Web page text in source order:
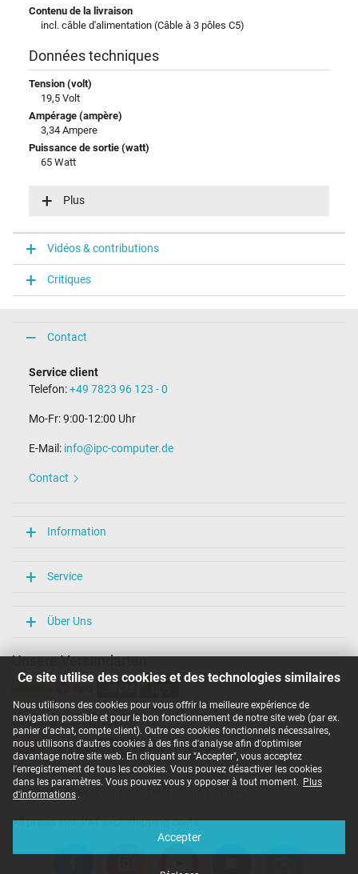
Ce site utilise des cookies et des technologies similaires
Nous utilisons des cookies pour vous offrir la meilleure expérience de
navigation possible et pour le bon fonctionnement de notre site web (par ex.
panier d'achat, compte client). Outre ces cookies fonctionnels nécessaires,
nous utilisons d'autres cookies à des fins d'analyse afin d'optimiser
davantage notre site web. En cliquant sur "Accepter", vous acceptez
l'enregistrement de tous les cookies. Vous pouvez désactiver les cookies
dans les paramètres. Vous pouvez vous y opposer à tout moment. Plus
d'informations .
Accepter
Contenu de la livraison
incl. câble d'alimentation (Câble à 3 pôles C5)
Données techniques
Tension (volt)
19,5 Volt
Ampérage (ampère)
3,34 Ampere
Puissance de sortie (watt)
65 Watt
100-240V / 50-60Hz
Fonction LED
Connecteur du portable
rond(e) / 180° droit
Diamètre extérieur/intérieur du connecteur
4,5 mm / 2,9 mm
Broche dans la fiche
Oui
Longueur du câble de connexion (m) (env.)
106 mm / 47 mm / 29 mm
Sceau dapprobation
IRAM
N
NOM NYCE
PCT
PSE
SEC
Service de Contrôle Technique
Singapore Safety Mark
UKCA
Plus
Vidéos & contributions
Critiques
Contact
Service client
Telefon:+49 7823 96 123 - 0
Mo-Fr: 9:00-12:00 Uhr
E-Mail: info@ipc-computer.de
Contact
Information
Service
Über Uns
Unsere Versandarten
Unsere Zahlarten
Copyright ©IPC-Computer Deutschland GmbH
All prices incl. VAT excl. shipping costs